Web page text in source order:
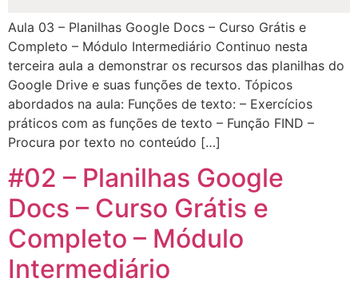
Aula 03 – Planilhas Google Docs – Curso Grátis e
Completo – Módulo Intermediário Continuo nesta
terceira aula a demonstrar os recursos das planilhas do
Google Drive e suas funções de texto. Tópicos
abordados na aula: Funções de texto: – Exercícios
práticos com as funções de texto – Função FIND –
Procura por texto no conteúdo […]
#02 – Planilhas Google
Docs – Curso Grátis e
Completo – Módulo
Intermediário